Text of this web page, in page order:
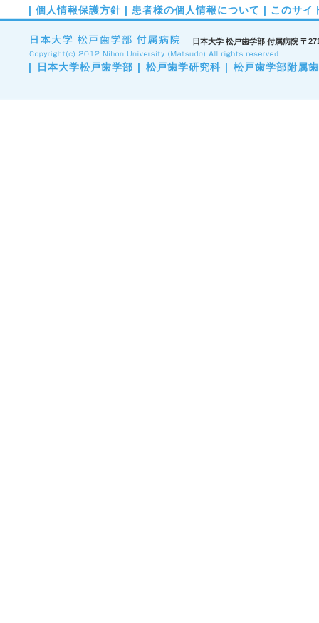
| 個人情報保護方針 | 患者様の個人情報について | このサイ
日本大学 松戸歯学部 付属病院 〒
| 日本大学松戸歯学部 | 松戸歯学研究科 | 松戸歯学部附属